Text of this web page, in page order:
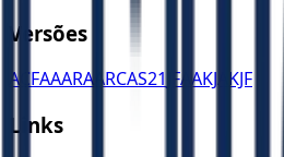
Versões
ACFAAARA ARCAS21 JFAAKJA KJF
Links